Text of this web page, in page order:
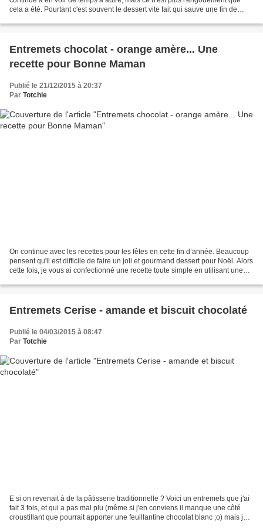
cela a été. Pourtant c'est souvent le dessert vite fait qui sauve une fin de
Entremets chocolat - orange amère... Une
recette pour Bonne Maman
Publié le 21/12/2015 à 20:37
Par Totchie
On continue avec les recettes pour les fêtes en cette fin d’année. Beaucoup
pensent qu'il est difficile de faire un joli et gourmand dessert pour Noël. Alors
cette fois, je vous ai confectionné une recette toute simple en utilisant une
Entremets Cerise - amande et biscuit chocolaté
Publié le 04/03/2015 à 08:47
Par Totchie
E si on revenait à de la pâtisserie traditionnelle ? Voici un entremets que j'ai
fait 3 fois, et qui a pas mal plu (même si j'en conviens il manque une côté
croustillant que pourrait apporter une feuillantine chocolat blanc ;o) mais je